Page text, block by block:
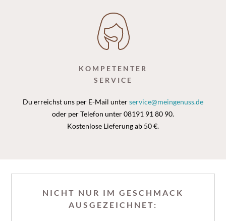
KOMPETENTER
SERVICE
Du erreichst uns per E-Mail unterservice@meingenuss.de
oder per Telefon unter 08191 91 80 90.
Kostenlose Lieferung ab 50 €.
NICHT NUR IM GESCHMACK
AUSGEZEICHNET: